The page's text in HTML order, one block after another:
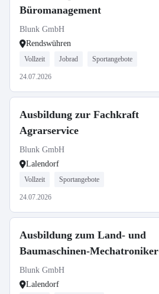
Büromanagement
Blunk GmbH
Rendswühren
Vollzeit Jobrad Sportangebote
24.07.2026
Ausbildung zur Fachkraft
Agrarservice
Blunk GmbH
Lalendorf
Vollzeit Sportangebote
24.07.2026
Ausbildung zum Land- und
Baumaschinen-Mechatroniker
Blunk GmbH
Lalendorf